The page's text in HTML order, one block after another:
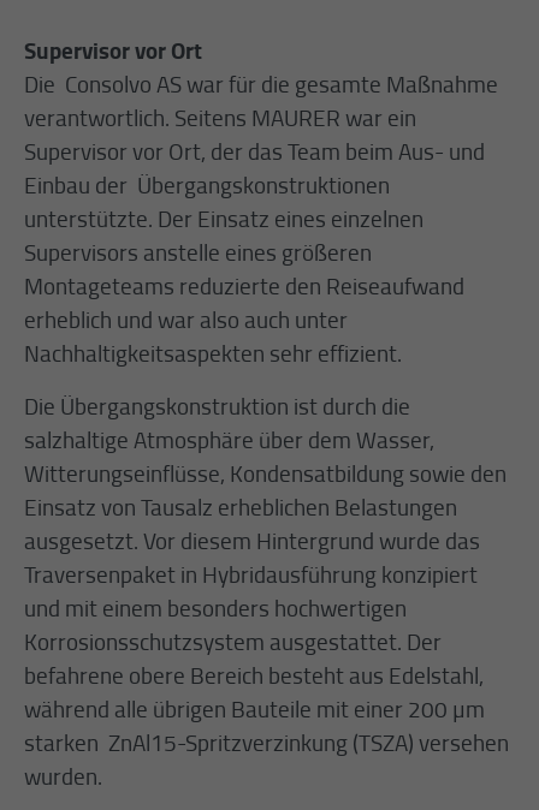
Supervisor vor Ort
Die Consolvo AS war für die gesamte Maßnahme
verantwortlich. Seitens MAURER war ein
Supervisor vor Ort, der das Team beim Aus- und
Einbau der Übergangskonstruktionen
unterstützte. Der Einsatz eines einzelnen
Supervisors anstelle eines größeren
Montageteams reduzierte den Reiseaufwand
erheblich und war also auch unter
Nachhaltigkeitsaspekten sehr effizient.
Die Übergangskonstruktion ist durch die
salzhaltige Atmosphäre über dem Wasser,
Witterungseinflüsse, Kondensatbildung sowie den
Einsatz von Tausalz erheblichen Belastungen
ausgesetzt. Vor diesem Hintergrund wurde das
Traversenpaket in Hybridausführung konzipiert
und mit einem besonders hochwertigen
Korrosionsschutzsystem ausgestattet. Der
befahrene obere Bereich besteht aus Edelstahl,
während alle übrigen Bauteile mit einer 200 µm
starken ZnAl15-Spritzverzinkung (TSZA) versehen
wurden.